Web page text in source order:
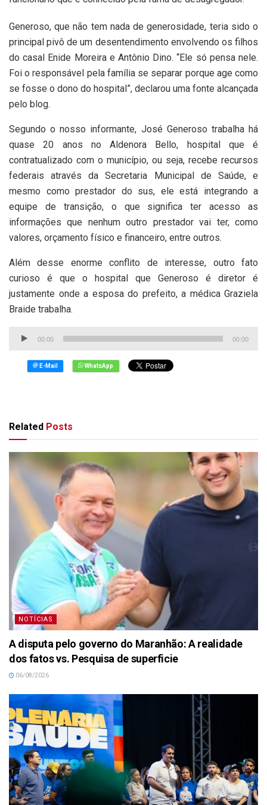
Generoso, que não tem nada de generosidade, teria sido o
principal pivô de um desentendimento envolvendo os filhos
do casal Enide Moreira e Antônio Dino. “Ele só pensa nele.
Foi o responsável pela família se separar porque age como
se fosse o dono do hospital”, declarou uma fonte alcançada
pelo blog.
Segundo o nosso informante, José Generoso trabalha há
quase 20 anos no Aldenora Bello, hospital que é
contratualizado com o município, ou seja, recebe recursos
federais através da Secretaria Municipal de Saúde, e
mesmo como prestador do sus, ele está integrando a
equipe de transição, o que significa ter acesso as
informações que nenhum outro prestador vai ter, como
valores, orçamento físico e financeiro, entre outros.
Além desse enorme conflito de interesse, outro fato
curioso é que o hospital que Generoso é diretor é
justamente onde a esposa do prefeito, a médica Graziela
Braide trabalha.
Tocador
áudio
00:00 00:00
Related Posts
NOTÍCIAS
A disputa pelo governo do Maranhão: A realidade
dos fatos vs. Pesquisa de superficie
06/08/2026